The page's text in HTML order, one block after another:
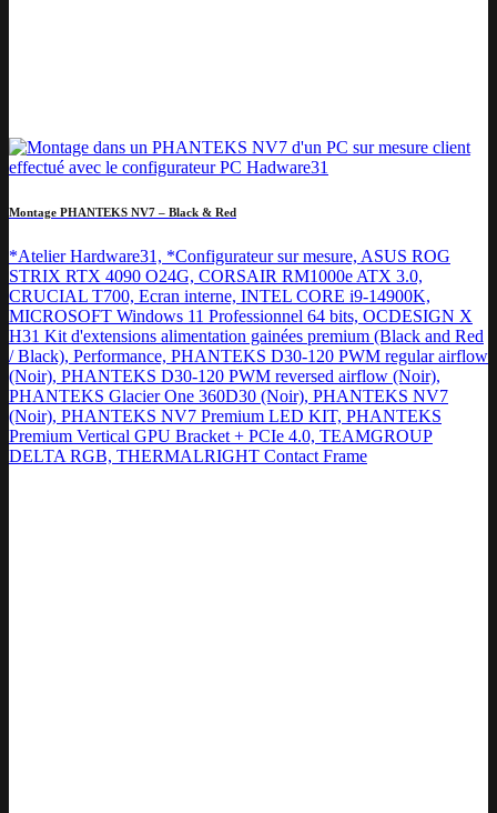
Montage PHANTEKS NV7 – Black & Red
*Atelier Hardware31, *Configurateur sur mesure, ASUS ROG
STRIX RTX 4090 O24G, CORSAIR RM1000e ATX 3.0,
CRUCIAL T700, Ecran interne, INTEL CORE i9-14900K,
MICROSOFT Windows 11 Professionnel 64 bits, OCDESIGN X
H31 Kit d'extensions alimentation gainées premium (Black and Red
/ Black), Performance, PHANTEKS D30-120 PWM regular airflow
(Noir), PHANTEKS D30-120 PWM reversed airflow (Noir),
PHANTEKS Glacier One 360D30 (Noir), PHANTEKS NV7
(Noir), PHANTEKS NV7 Premium LED KIT, PHANTEKS
Premium Vertical GPU Bracket + PCIe 4.0, TEAMGROUP
DELTA RGB, THERMALRIGHT Contact Frame